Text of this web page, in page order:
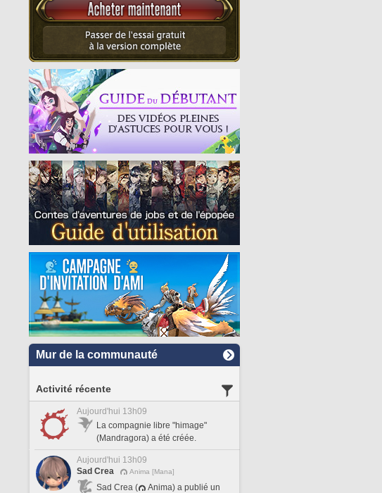
Mur de la communauté
Activité récente
Aujourd'hui 13h09
La compagnie libre "himage"
(Mandragora) a été créée.
Aujourd'hui 13h09
Sad Crea
Anima [Mana]
Sad Crea (
Anima) a publié un